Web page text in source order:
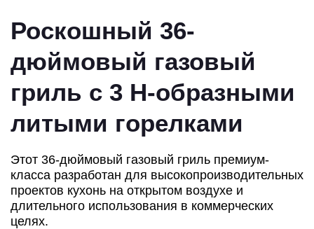
Роскошный 36-
дюймовый газовый
гриль с 3 H-образными
литыми горелками
Этот 36-дюймовый газовый гриль премиум-
класса разработан для высокопроизводительных
проектов кухонь на открытом воздухе и
длительного использования в коммерческих
целях.